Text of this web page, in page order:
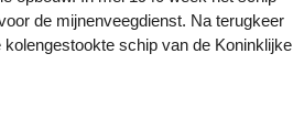
de mijnenveegdienst. Na terugkeer
schip van de Koninklijke